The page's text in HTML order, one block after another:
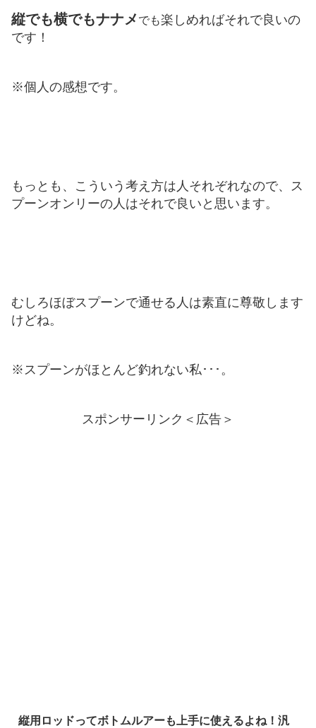
縦でも横でもナナメ でも楽しめればそれで良いの
です！
※個人の感想です。
もっとも、こういう考え方は人それぞれなので、ス
プーンオンリーの人はそれで良いと思います。
むしろほぼスプーンで通せる人は素直に尊敬します
けどね。
※スプーンがほとんど釣れない私･･･。
スポンサーリンク＜広告＞
縦用ロッドってボトムルアーも上手に使えるよね！汎